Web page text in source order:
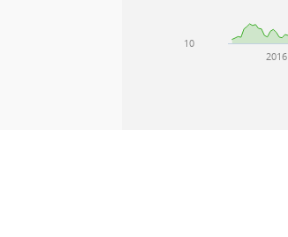
2016
10